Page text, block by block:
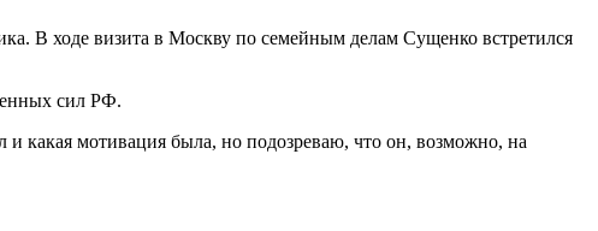
В ходе визита в Москву по семейным делам Сущенко встретился
сил РФ.
какая мотивация была, но подозреваю, что он, возможно, на